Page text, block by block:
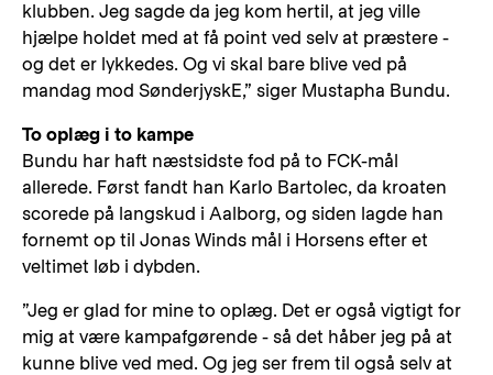
klubben. Jeg sagde da jeg kom hertil, at jeg ville
hjælpe holdet med at få point ved selv at præstere -
og det er lykkedes. Og vi skal bare blive ved på
mandag mod SønderjyskE,” siger Mustapha Bundu.
To oplæg i to kampe
Bundu har haft næstsidste fod på to FCK-mål
allerede. Først fandt han Karlo Bartolec, da kroaten
scorede på langskud i Aalborg, og siden lagde han
fornemt op til Jonas Winds mål i Horsens efter et
veltimet løb i dybden.
”Jeg er glad for mine to oplæg. Det er også vigtigt for
mig at være kampafgørende - så det håber jeg på at
kunne blive ved med. Og jeg ser frem til også selv at